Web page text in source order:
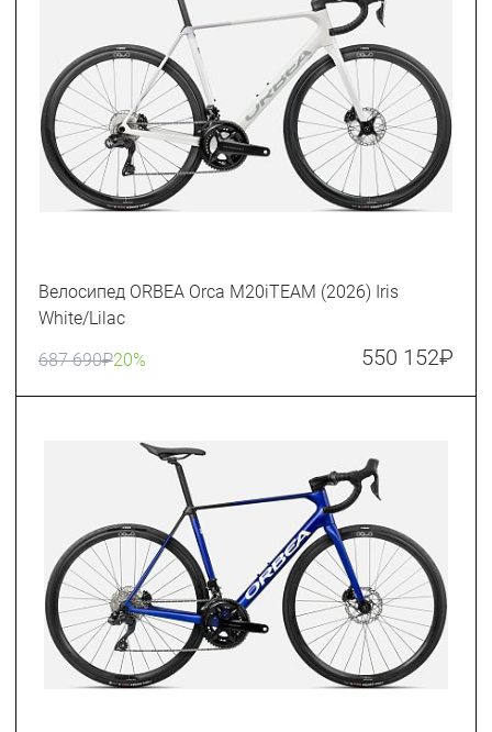
Велосипед ORBEA Orca M20iTEAM (2026) Iris
White/Lilac
687 690₽20% 550 152₽